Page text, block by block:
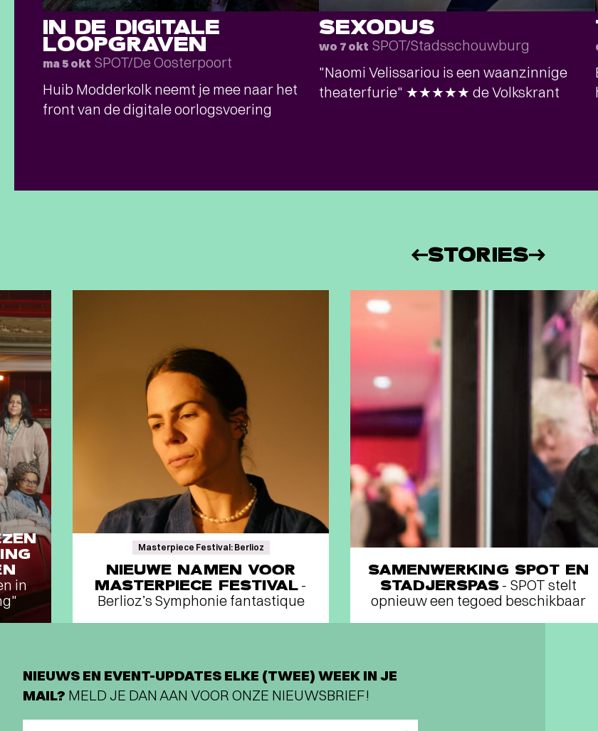
IN DE DIGITALE
LOOPGRAVEN
ma 5 okt SPOT/De Oosterpoort
Huib Modderkolk neemt je mee naar het
front van de digitale oorlogsvoering
SEXODUS
wo 7 okt SPOT/Stadsschouwburg
"Naomi Velissariou is een waanzinnige
theaterfurie" ★★★★★ de Volkskrant
STORIES
in
Masterpiece Festival: Berlioz
NIEUWE NAMEN VOOR
MASTERPIECE FESTIVAL -
Berlioz’s Symphonie fantastique
SAMENWERKING SPOT EN
STADJERSPAS - SPOT stelt
opnieuw een tegoed beschikbaar
NIEUWS EN EVENT-UPDATES ELKE (TWEE) WEEK IN JE
MAIL? MELD JE DAN AAN VOOR ONZE NIEUWSBRIEF!